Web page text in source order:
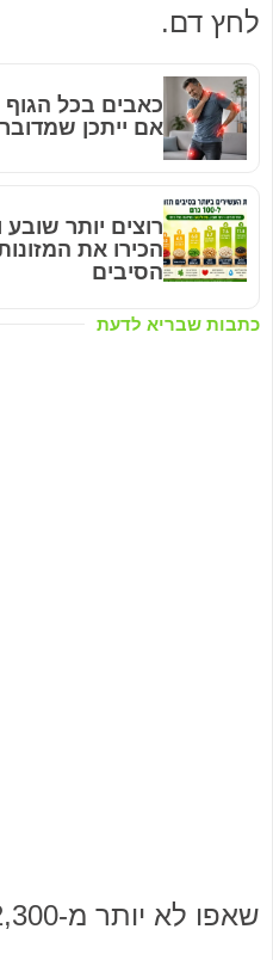
לחץ דם.
כתבות שבריא לדעת
כאבים בכל
אם ייתכן
רוצים יותר שובע
הכירו את
הסיבים
שאפו לא יותר מ-2,300 מיליגרם נתרן ליום.